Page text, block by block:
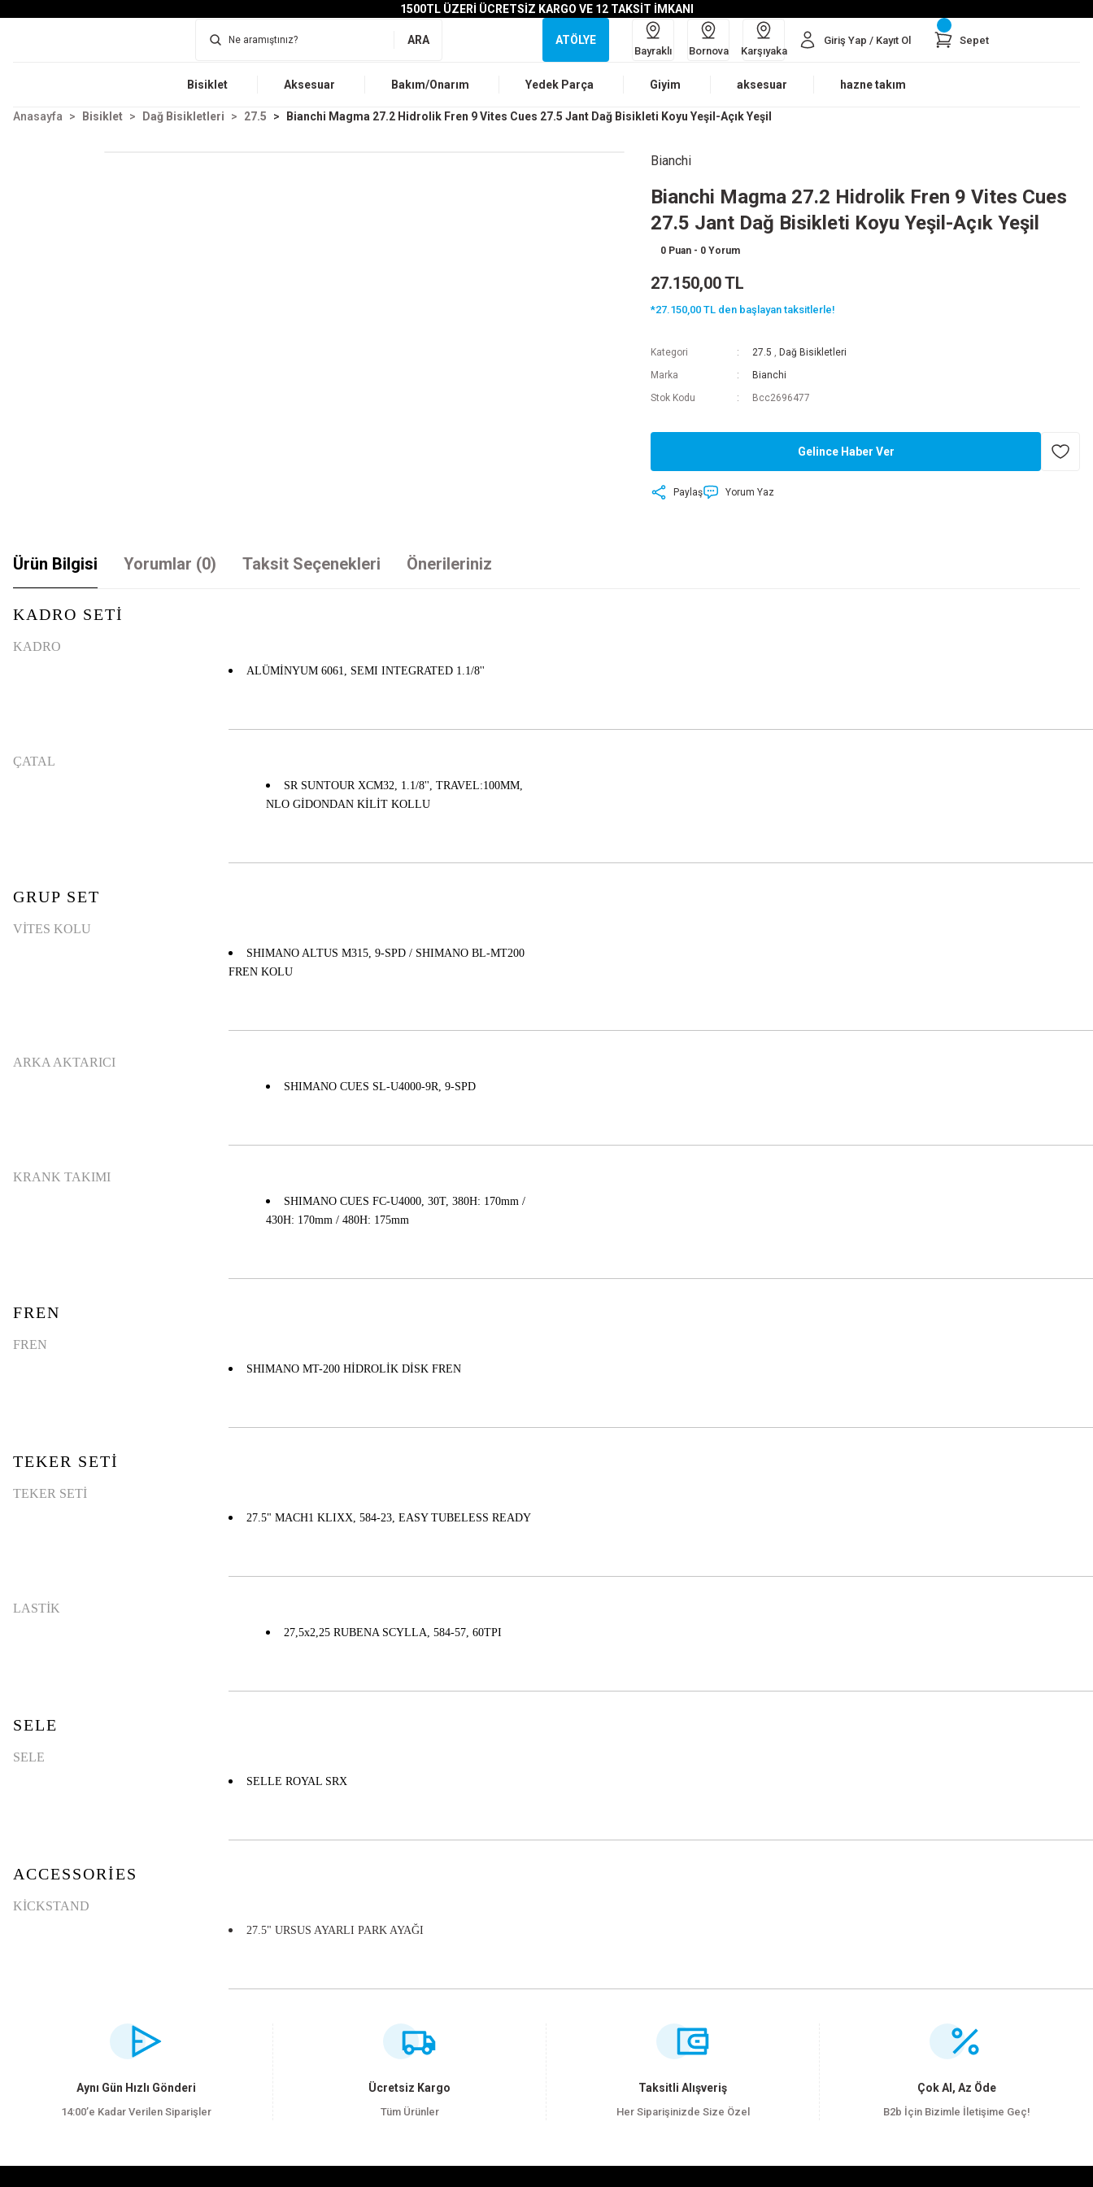
1500TL ÜZERİ ÜCRETSİZ KARGO VE 12 TAKSİT İMKANI
ARA ATÖLYE
Bayraklı Bornova Karşıyaka
Giriş Yap / Kayıt Ol Sepet
Bisiklet Aksesuar Bakım/Onarım Yedek Parça Giyim aksesuar hazne takım
Anasayfa Bisiklet Dağ Bisikletleri 27.5 Bianchi Magma 27.2 Hidrolik Fren 9 Vites Cues 27.5 Jant Dağ Bisikleti Koyu Yeşil-Açık Yeşil
Bianchi
Bianchi Magma 27.2 Hidrolik Fren 9 Vites Cues
27.5 Jant Dağ Bisikleti Koyu Yeşil-Açık Yeşil
0 Puan - 0 Yorum
27.150,00 TL
*27.150,00 TL den başlayan taksitlerle!
Kategori 27.5 , Dağ Bisikletleri
Marka
Bianchi
Stok Kodu
Bcc2696477
Gelince Haber Ver
Paylaş Yorum Yaz
Ürün Bilgisi Yorumlar (0) Taksit Seçenekleri Önerileriniz
KADRO SETİ
KADRO
ALÜMİNYUM 6061, SEMI INTEGRATED 1.1/8''
ÇATAL
SR SUNTOUR XCM32, 1.1/8'', TRAVEL:100MM,
NLO GİDONDAN KİLİT KOLLU
GRUP SET
VİTES KOLU
SHIMANO ALTUS M315, 9-SPD / SHIMANO BL-MT200
FREN KOLU
ARKA AKTARICI
SHIMANO CUES SL-U4000-9R, 9-SPD
KRANK TAKIMI
SHIMANO CUES FC-U4000, 30T, 380H: 170mm /
430H: 170mm / 480H: 175mm
FREN
FREN
SHIMANO MT-200 HİDROLİK DİSK FREN
TEKER SETİ
TEKER SETİ
27.5" MACH1 KLIXX, 584-23, EASY TUBELESS READY
LASTİK
27,5x2,25 RUBENA SCYLLA, 584-57, 60TPI
SELE
SELE
SELLE ROYAL SRX
ACCESSORIES
KICKSTAND
27.5" URSUS AYARLI PARK AYAĞI
Görüş ve önerileriniz için teşekkür ederiz.
Ürün açıklamasında eksik bilgiler bulunuyor.
Ürün bilgilerinde hatalar bulunuyor.
Aynı Gün Hızlı Gönderi
14:00’e Kadar Verilen Siparişler
Ücretsiz Kargo
Tüm Ürünler
Taksitli Alışveriş
Her Siparişinizde Size Özel
Çok Al, Az Öde
B2b İçin Bizimle İletişime Geç!